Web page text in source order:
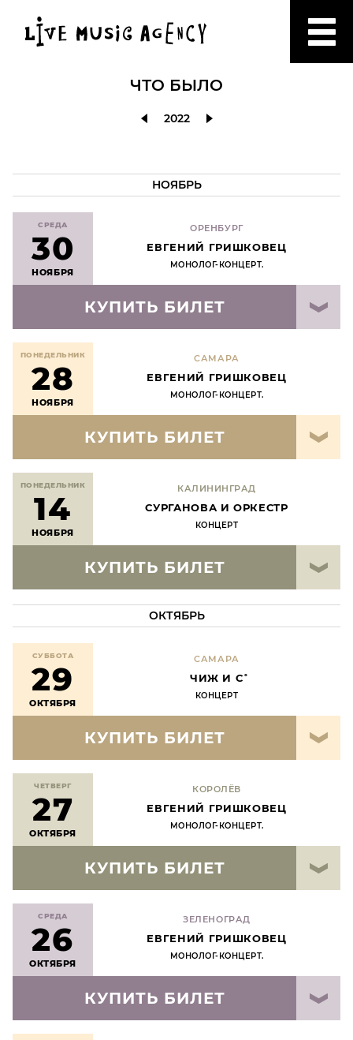
ЧТО БЫЛО
2022
НОЯБРЬ
СРЕДА
30
НОЯБРЯ
ОРЕНБУРГ
ЕВГЕНИЙ ГРИШКОВЕЦ
МОНОЛОГ-КОНЦЕРТ.
КУПИТЬ БИЛЕТ
ПОНЕДЕЛЬНИК
28
НОЯБРЯ
САМАРА
ЕВГЕНИЙ ГРИШКОВЕЦ
МОНОЛОГ-КОНЦЕРТ.
КУПИТЬ БИЛЕТ
ПОНЕДЕЛЬНИК
14
НОЯБРЯ
КАЛИНИНГРАД
СУРГАНОВА И ОРКЕСТР
КОНЦЕРТ
КУПИТЬ БИЛЕТ
ОКТЯБРЬ
СУББОТА
29
ОКТЯБРЯ
САМАРА
ЧИЖ И С˚
КОНЦЕРТ
КУПИТЬ БИЛЕТ
ЧЕТВЕРГ
27
ОКТЯБРЯ
КОРОЛЁВ
ЕВГЕНИЙ ГРИШКОВЕЦ
МОНОЛОГ-КОНЦЕРТ.
КУПИТЬ БИЛЕТ
СРЕДА
26
ОКТЯБРЯ
ЗЕЛЕНОГРАД
ЕВГЕНИЙ ГРИШКОВЕЦ
МОНОЛОГ-КОНЦЕРТ.
КУПИТЬ БИЛЕТ